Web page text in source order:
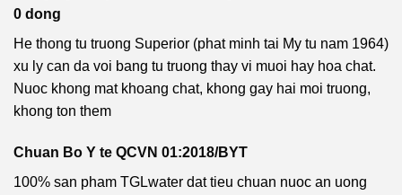
0 dong
He thong tu truong Superior (phat minh tai My tu nam 1964)
xu ly can da voi bang tu truong thay vi muoi hay hoa chat.
Nuoc khong mat khoang chat, khong gay hai moi truong,
khong ton them
Chuan Bo Y te QCVN 01:2018/BYT
100% san pham TGLwater dat tieu chuan nuoc an uong